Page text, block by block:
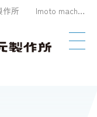
研究開発機器の創造型技術メーカー 井元製作所 Imoto machinery Co., LTD